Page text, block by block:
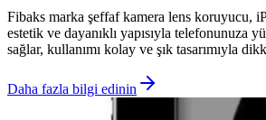
Fibaks marka şeffaf kamera lens koruyucu,
estetik ve dayanıklı yapısıyla telefonunuza
sağlar, kullanımı kolay ve şık tasarımıyla
Daha fazla bilgi edinin